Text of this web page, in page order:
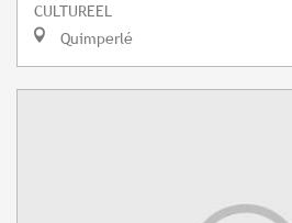
CULTUREEL
Quimperlé